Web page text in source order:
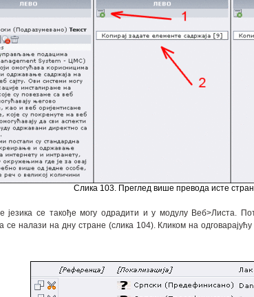
Слика 103. Преглед више превода исте
језика се такође могу одрадити и у модулу Веб>Листа.
се налази на дну стране (слика 104). Кликом на